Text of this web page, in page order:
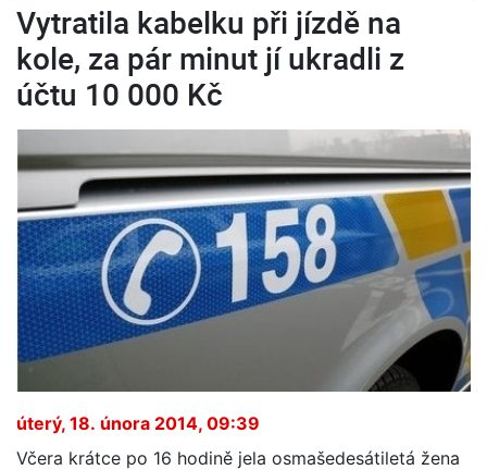
Vytratila kabelku při jízdě na
kole, za pár minut jí ukradli z
účtu 10 000 Kč
úterý, 18. února 2014, 09:39
Včera krátce po 16 hodině jela osmašedesátiletá žena